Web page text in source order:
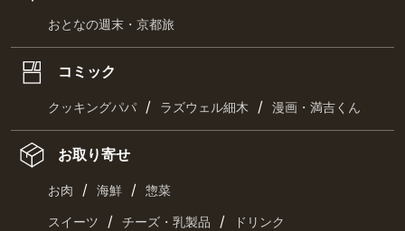
おとなの週末・京都旅
コミック
クッキングパパ / ラズウェル細木 / 漫画・満吉くん
お取り寄せ
お肉 / 海鮮 / 惣菜
スイーツ / チーズ・乳製品 / ドリンク